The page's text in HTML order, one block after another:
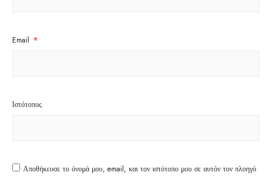
Email *
Ιστότοπος
Αποθήκευσε το όνομά μου, email, και τον ιστότοπο μου σε αυτόν τον πλοηγό